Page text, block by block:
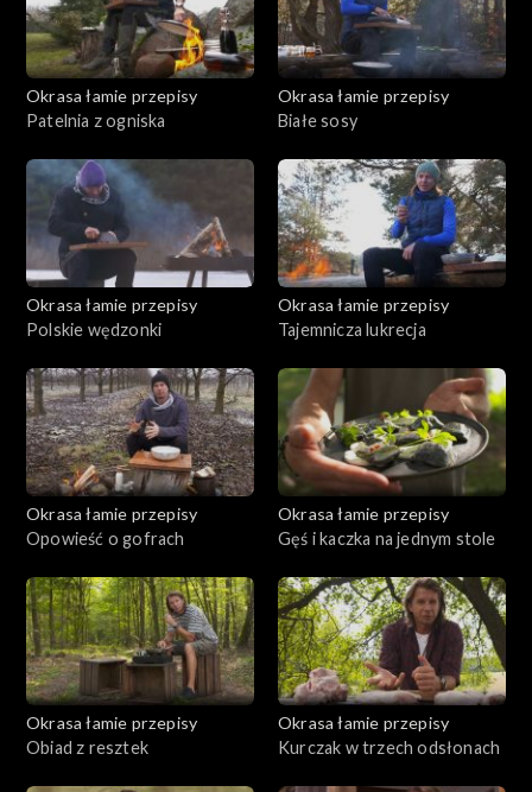
Okrasa łamie przepisy
Patelnia z ogniska
Okrasa łamie przepisy
Białe sosy
Okrasa łamie przepisy
Polskie wędzonki
Okrasa łamie przepisy
Tajemnicza lukrecja
Okrasa łamie przepisy
Opowieść o gofrach
Okrasa łamie przepisy
Gęś i kaczka na jednym stole
Okrasa łamie przepisy
Obiad z resztek
Okrasa łamie przepisy
Kurczak w trzech odsłonach